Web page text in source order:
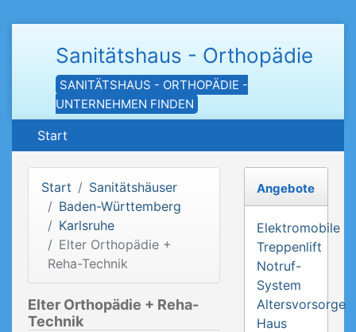
Sanitätshaus - Orthopädie
SANITÄTSHAUS - ORTHOPÄDIE -
UNTERNEHMEN FINDEN
Start
Start
Sanitätshäuser
Baden-Württemberg
Karlsruhe
Elter Orthopädie +
Reha-Technik
Elter Orthopädie + Reha-
Technik
Angebote
Elektromobile
Treppenlift
Notruf-
System
Altersvorsorge
Haus